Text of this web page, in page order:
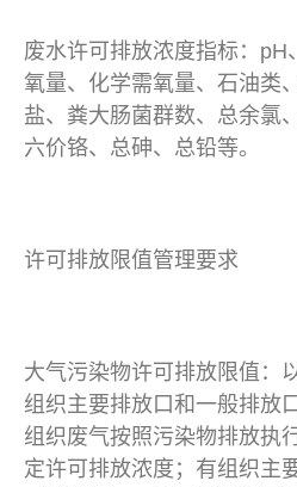
废水许可排放浓度指标：pH
氧量、化学需氧量、石油类
盐、粪大肠菌群数、总余氯
六价铬、总砷、总铅等。
许可排放限值管理要求
大气污染物许可排放限值：
组织主要排放口和一般排放
组织废气按照污染物排放执
定许可排放浓度；有组织主